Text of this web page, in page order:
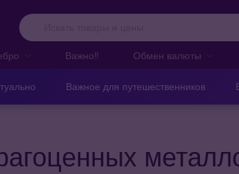
Важно‼️ Обмен валюты
Важное для путешественников